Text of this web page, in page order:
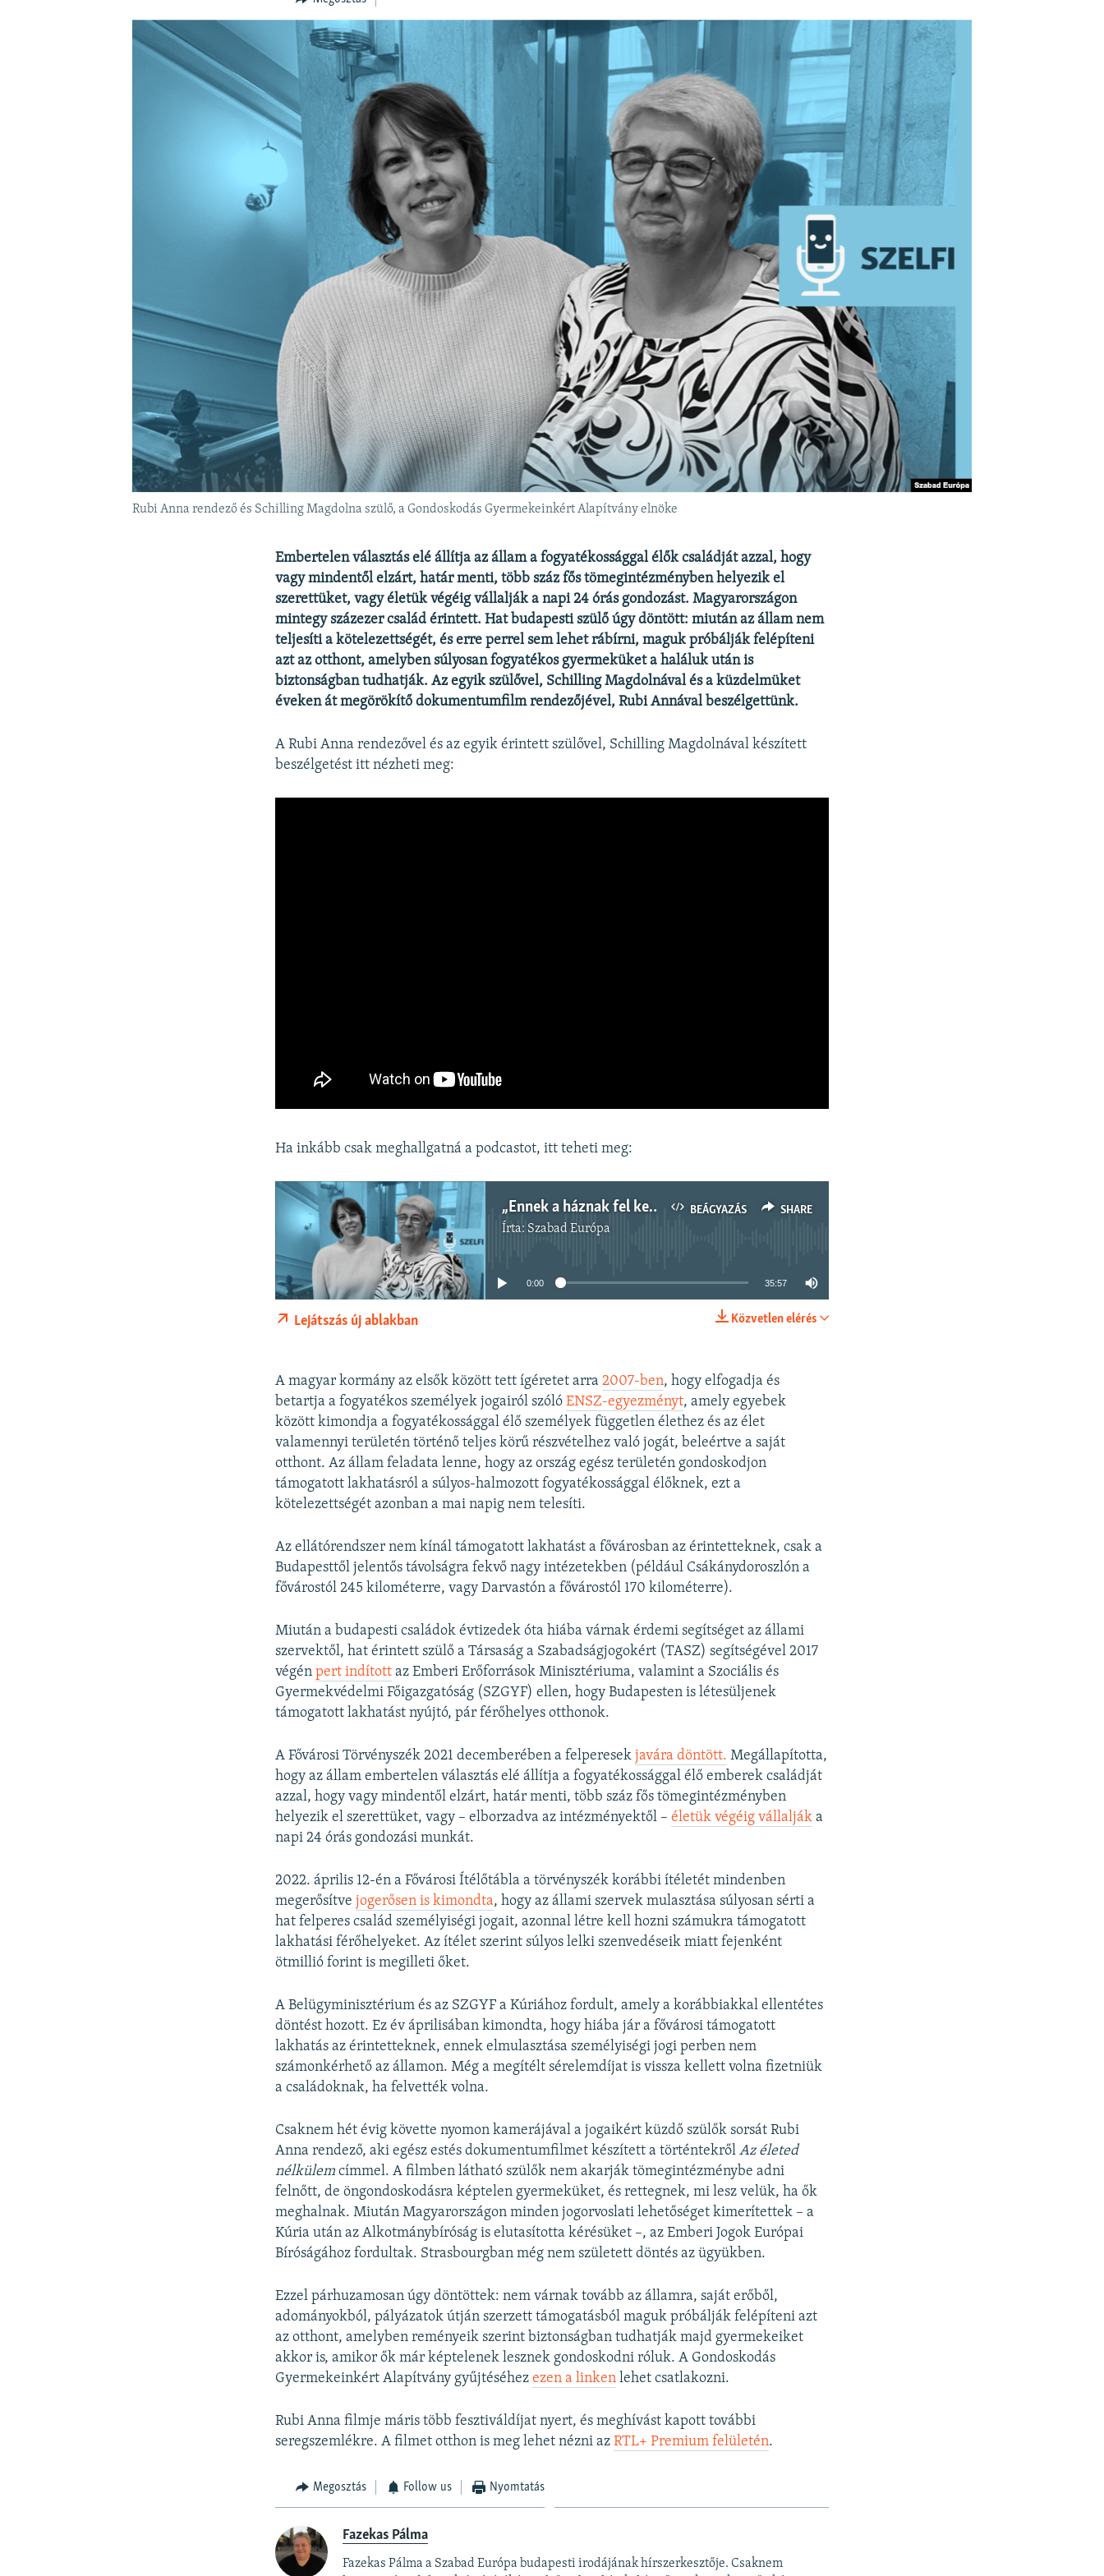
Rubi Anna rendező és Schilling Magdolna szülő, a Gondoskodás Gyermekeinkért Alapítvány elnöke
Embertelen választás elé állítja az állam a fogyatékossággal élők családját azzal, hogy
vagy mindentől elzárt, határ menti, több száz fős tömegintézményben helyezik el
szerettüket, vagy életük végéig vállalják a napi 24 órás gondozást. Magyarországon
mintegy százezer család érintett. Hat budapesti szülő úgy döntött: miután az állam nem
teljesíti a kötelezettségét, és erre perrel sem lehet rábírni, maguk próbálják felépíteni
azt az otthont, amelyben súlyosan fogyatékos gyermeküket a haláluk után is
biztonságban tudhatják. Az egyik szülővel, Schilling Magdolnával és a küzdelmüket
éveken át megörökítő dokumentumfilm rendezőjével, Rubi Annával beszélgettünk.
A Rubi Anna rendezővel és az egyik érintett szülővel, Schilling Magdolnával készített
beszélgetést itt nézheti meg:
Ha inkább csak meghallgatná a podcastot, itt teheti meg:
BEÁGYAZÁS SHARE
„Ennek a háznak fel kell épülnie!” – nem várnak az államra, maguk építenek méltó otthont fogyatékos gyermekeiknek
Írta: Szabad Európa
Jelenleg nincs elérhető tartalom
0:00 35:57
Közvetlen elérés
Lejátszás új ablakban
A magyar kormány az elsők között tett ígéretet arra2007-ben, hogy elfogadja és
betartja a fogyatékos személyek jogairól szólóENSZ-egyezményt, amely egyebek
között kimondja a fogyatékossággal élő személyek független élethez és az élet
valamennyi területén történő teljes körű részvételhez való jogát, beleértve a saját
otthont. Az állam feladata lenne, hogy az ország egész területén gondoskodjon
támogatott lakhatásról a súlyos-halmozott fogyatékossággal élőknek, ezt a
kötelezettségét azonban a mai napig nem telesíti.
Az ellátórendszer nem kínál támogatott lakhatást a fővárosban az érintetteknek, csak a
Budapesttől jelentős távolságra fekvő nagy intézetekben (például Csákánydoroszlón a
fővárostól 245 kilométerre, vagy Darvastón a fővárostól 170 kilométerre).
Miután a budapesti családok évtizedek óta hiába várnak érdemi segítséget az állami
szervektől, hat érintett szülő a Társaság a Szabadságjogokért (TASZ) segítségével 2017
végénpert indított az Emberi Erőforrások Minisztériuma, valamint a Szociális és
Gyermekvédelmi Főigazgatóság (SZGYF) ellen, hogy Budapesten is létesüljenek
támogatott lakhatást nyújtó, pár férőhelyes otthonok.
A Fővárosi Törvényszék 2021 decemberében a felperesekjavára döntött. Megállapította,
hogy az állam embertelen választás elé állítja a fogyatékossággal élő emberek családját
azzal, hogy vagy mindentől elzárt, határ menti, több száz fős tömegintézményben
helyezik el szerettüket, vagy – elborzadva az intézményektől –életük végéig vállalják a
napi 24 órás gondozási munkát.
2022. április 12-én a Fővárosi Ítélőtábla a törvényszék korábbi ítéletét mindenben
megerősítvejogerősen is kimondta, hogy az állami szervek mulasztása súlyosan sérti a
hat felperes család személyiségi jogait, azonnal létre kell hozni számukra támogatott
lakhatási férőhelyeket. Az ítélet szerint súlyos lelki szenvedéseik miatt fejenként
ötmillió forint is megilleti őket.
A Belügyminisztérium és az SZGYF a Kúriához fordult, amely a korábbiakkal ellentétes
döntést hozott. Ez év áprilisában kimondta, hogy hiába jár a fővárosi támogatott
lakhatás az érintetteknek, ennek elmulasztása személyiségi jogi perben nem
számonkérhető az államon. Még a megítélt sérelemdíjat is vissza kellett volna fizetniük
a családoknak, ha felvették volna.
Csaknem hét évig követte nyomon kamerájával a jogaikért küzdő szülők sorsát Rubi
Anna rendező, aki egész estés dokumentumfilmet készített a történtekrőlAz életed
nélkülem címmel. A filmben látható szülők nem akarják tömegintézménybe adni
felnőtt, de öngondoskodásra képtelen gyermeküket, és rettegnek, mi lesz velük, ha ők
meghalnak. Miután Magyarországon minden jogorvoslati lehetőséget kimerítettek – a
Kúria után az Alkotmánybíróság is elutasította kérésüket –, az Emberi Jogok Európai
Bíróságához fordultak. Strasbourgban még nem született döntés az ügyükben.
Ezzel párhuzamosan úgy döntöttek: nem várnak tovább az államra, saját erőből,
adományokból, pályázatok útján szerzett támogatásból maguk próbálják felépíteni azt
az otthont, amelyben reményeik szerint biztonságban tudhatják majd gyermekeiket
akkor is, amikor ők már képtelenek lesznek gondoskodni róluk. A Gondoskodás
Gyermekeinkért Alapítvány gyűjtéséhezezen a linken lehet csatlakozni.
Rubi Anna filmje máris több fesztiváldíjat nyert, és meghívást kapott további
seregszemlékre. A filmet otthon is meg lehet nézni azRTL+ Premium felületén.
Megosztás Follow us Nyomtatás
Fazekas Pálma
Fazekas Pálma a Szabad Európa budapesti irodájának hírszerkesztője. Csaknem